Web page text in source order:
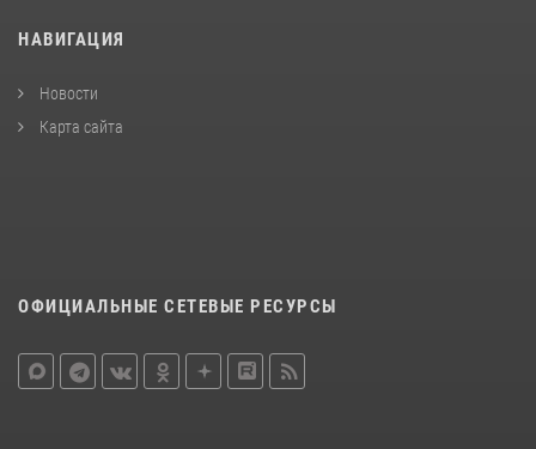
НАВИГАЦИЯ
Новости
Карта сайта
ОФИЦИАЛЬНЫЕ СЕТЕВЫЕ РЕСУРСЫ